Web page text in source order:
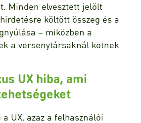
Minden elvesztett jelölt
költött összeg és a
– miközben a
a versenytársaknál kötnek
UX hiba, ami
UX, azaz a felhasználói